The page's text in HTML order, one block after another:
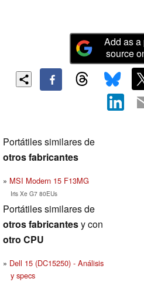
Add as a
source
Portátiles similares de
otros fabricantes
MSI Modern 15 F13MG
Iris Xe G7 80EUs
Portátiles similares de
otros fabricantesy con
otro CPU
Dell 15 (DC15250) - Análisis
y specs